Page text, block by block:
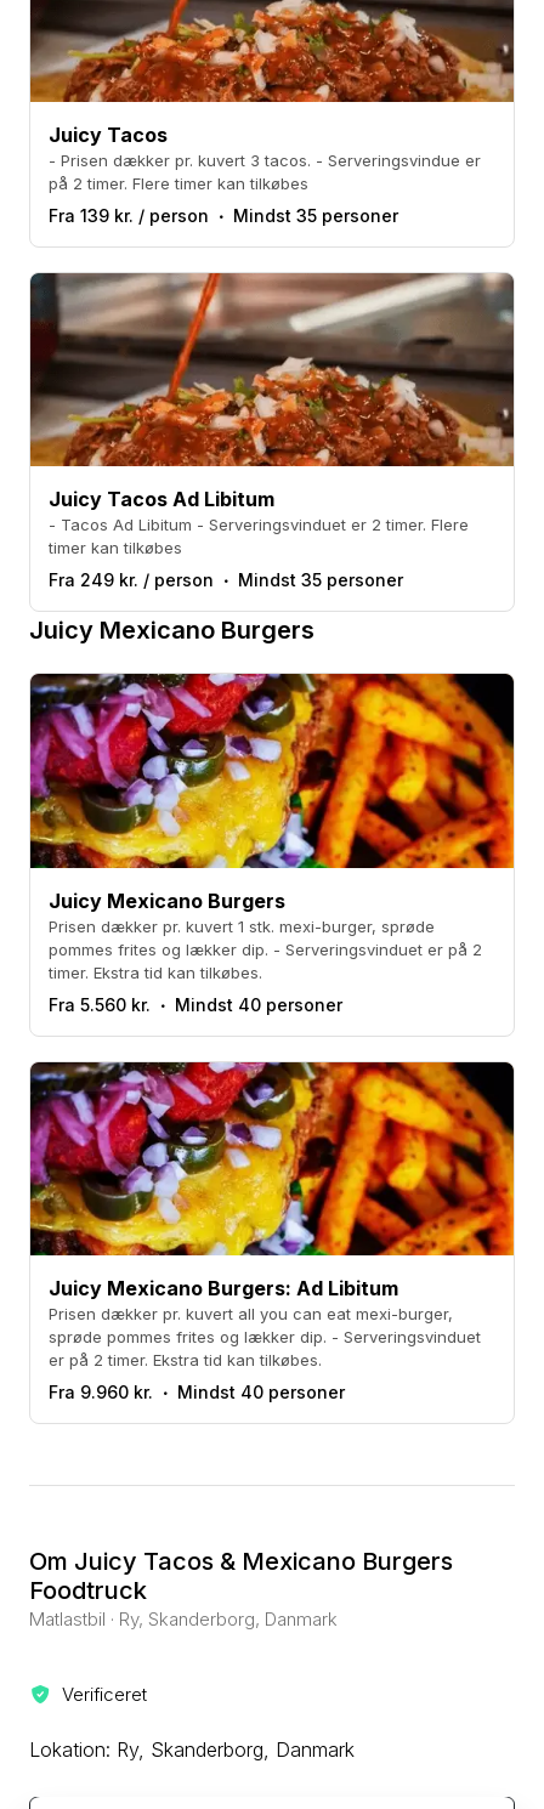
Juicy Tacos
- Prisen dækker pr. kuvert 3 tacos. - Serveringsvindue er
på 2 timer. Flere timer kan tilkøbes
Fra 139 kr. / person Mindst 35 personer
Juicy Tacos Ad Libitum
- Tacos Ad Libitum - Serveringsvinduet er 2 timer. Flere
timer kan tilkøbes
Fra 249 kr. / person Mindst 35 personer
Juicy Mexicano Burgers
Juicy Mexicano Burgers
Prisen dækker pr. kuvert 1 stk. mexi-burger, sprøde
pommes frites og lækker dip. - Serveringsvinduet er på 2
timer. Ekstra tid kan tilkøbes.
Fra 5.560 kr. Mindst 40 personer
Juicy Mexicano Burgers: Ad Libitum
Prisen dækker pr. kuvert all you can eat mexi-burger,
sprøde pommes frites og lækker dip. - Serveringsvinduet
er på 2 timer. Ekstra tid kan tilkøbes.
Fra 9.960 kr. Mindst 40 personer
Om Juicy Tacos & Mexicano Burgers
Foodtruck
Matlastbil · Ry, Skanderborg, Danmark
Verificeret
Lokation: Ry, Skanderborg, Danmark